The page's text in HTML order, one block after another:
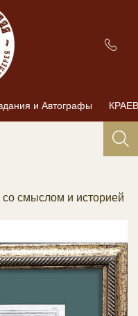
и Автографы
смыслом и историей